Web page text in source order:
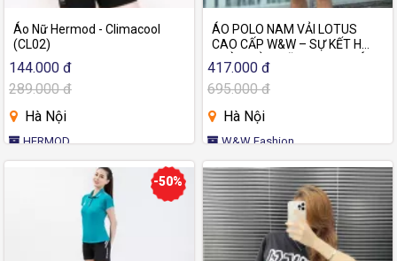
Áo Nữ Hermod - Climacool
(CL02)
144.000 đ
289.000 đ
Hà Nội
HERMOD
ÁO POLO NAM VẢI LOTUS
CAO CẤP W&W – SỰ KẾT HỢP
HOÀN HẢO GIỮA PHONG CÁCH
417.000 đ
695.000 đ
Hà Nội
W&W Fashion
-50%